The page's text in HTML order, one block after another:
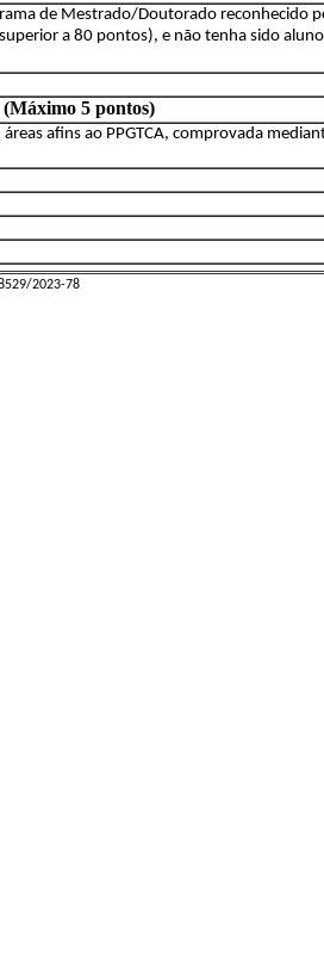
de Mestrado/Doutorado reconhecido
a 80 pontos), e não tenha sido aluno
(Máximo 5 pontos)
áreas afins ao PPGTCA, comprovada
2023-78